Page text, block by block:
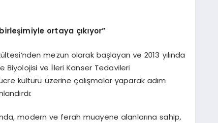
ortaya çıkıyor”
mezun olarak başlayan ve 2013 yılında
Biyolojisi ve İleri Kanser Tedavileri
kültürü üzerine çalışmalar yaparak adım
modern ve ferah muayene alanlarına sahip,